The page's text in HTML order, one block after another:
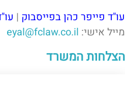
עו"ד פייפר כהן בפייסבוק |
מייל אישי: eyal@fclaw.co.il
הצלחות המשרד